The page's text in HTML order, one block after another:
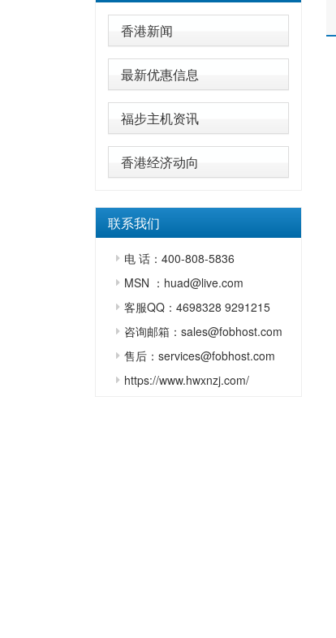
香港新闻
最新优惠信息
福步主机资讯
香港经济动向
联系我们
电 话：400-808-5836
MSN ：huad@live.com
客服QQ：4698328 9291215
咨询邮箱：sales@fobhost.com
售后：services@fobhost.com
https://www.hwxnzj.com/